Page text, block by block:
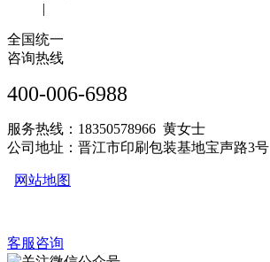
|
全国统一
咨询热线
400-006-6988
服务热线：18350578966 黄女士
公司地址：晋江市印刷包装基地宝声路3号
网站地图
客服咨询